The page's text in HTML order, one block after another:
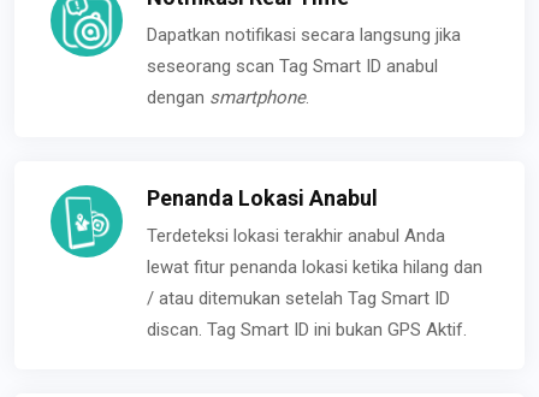
Dapatkan notifikasi secara langsung jika
seseorang scan Tag Smart ID anabul
dengan smartphone.
Penanda Lokasi Anabul
Terdeteksi lokasi terakhir anabul Anda
lewat fitur penanda lokasi ketika hilang dan
/ atau ditemukan setelah Tag Smart ID
discan. Tag Smart ID ini bukan GPS Aktif.